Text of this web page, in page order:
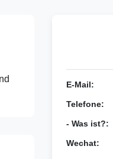
E-Mail:
Telefone:
- Was ist?:
Wechat: